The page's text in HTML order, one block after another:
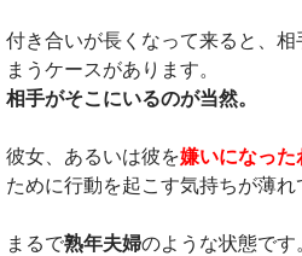
付き合いが長くなって来ると、
まうケースがあります。
相手がそこにいるのが当然。
彼女、あるいは彼を嫌いになっ
ために行動を起こす気持ちが薄れ
まるで熟年夫婦のような状態です。